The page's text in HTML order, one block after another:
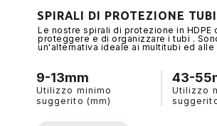
SPIRALI DI PROTEZIONE TUBI
Le nostre spirali di protezione in HDPE
proteggere e di organizzare i tubi .
un'alternativa ideale ai multitubi ed alle
9-13mm
Utilizzo minimo
suggerito (mm)
43-
Utilizzo